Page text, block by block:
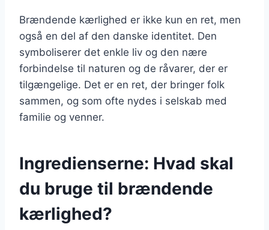
Brændende kærlighed er ikke kun en ret, men
også en del af den danske identitet. Den
symboliserer det enkle liv og den nære
forbindelse til naturen og de råvarer, der er
tilgængelige. Det er en ret, der bringer folk
sammen, og som ofte nydes i selskab med
familie og venner.
Ingredienserne: Hvad skal
du bruge til brændende
kærlighed?